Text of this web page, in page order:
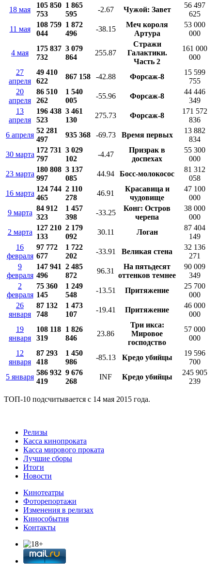
18 мая
105 850
753
1 865
595
-2.67 Чужой: Завет
56 497
625
11 мая
108 759
044
1 872
496
-38.15
Меч короля
Артура
53 000
000
4 мая
175 837
732
3 079
864
255.87
Стражи
Галактики.
Часть 2
161 000
000
27
апреля
49 410
622
867 158 -42.88 Форсаж-8
15 599
755
20
апреля
86 510
262
1 540
005
-55.96 Форсаж-8
44 446
349
13
апреля
196 438
523
3 461
130
275.73 Форсаж-8
171 572
836
6 апреля
52 281
497
935 368 -69.73 Время первых
13 882
834
30 марта
172 731
797
3 029
102
-4.47
Призрак в
доспехах
55 300
000
23 марта
180 808
997
3 137
085
44.94 Босс-молокосос
81 312
058
16 марта
124 744
465
2 110
278
46.91
Красавица и
чудовище
47 100
000
9 марта
84 912
323
1 457
398
-33.25
Конг: Остров
черепа
38 000
000
2 марта
127 210
133
2 179
092
30.11 Логан
87 404
149
16
февраля
97 772
677
1 722
202
-33.91 Великая стена
32 136
271
9
февраля
147 941
496
2 485
872
96.31
На пятьдесят
оттенков темнее
90 009
349
2
февраля
75 360
145
1 249
548
-13.51 Притяжение
25 700
000
26
января
87 132
748
1 473
107
-19.41 Притяжение
46 000
000
19
января
108 118
319
1 826
846
23.86
Три икса:
Мировое
господство
57 000
000
12
января
87 293
418
1 450
986
-85.13 Кредо убийцы
19 596
700
5 января
586 932
419
9 676
268
INF Кредо убийцы
245 905
239
ТОП-10 подсчитывается с 14 мая 2015 года.
Релизы
Касса кинопроката
Касса мирового проката
Лучшие сборы
Итоги
Новости
Кинотеатры
Фоторепортажи
Изменения в релизах
Кинособытия
Контакты